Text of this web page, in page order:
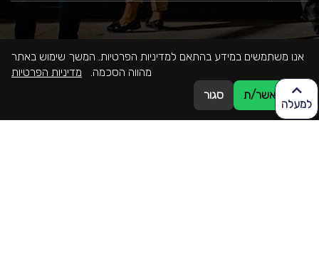
למעלה
נהיה בקשר
אנו משתמשים במידע בהתאם למדיניות הפרטיות. המשך שימוש באתר
מהווה הסכמה. מדיניות הפרטיות
אני מאשר/ת
סגור